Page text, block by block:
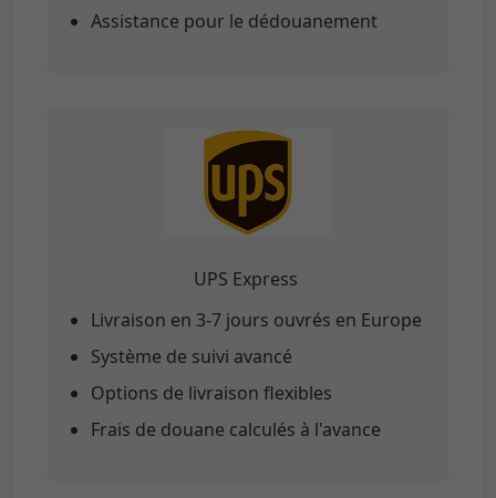
Assistance pour le dédouanement
UPS Express
Livraison en 3-7 jours ouvrés en Europe
Système de suivi avancé
Options de livraison flexibles
Frais de douane calculés à l'avance